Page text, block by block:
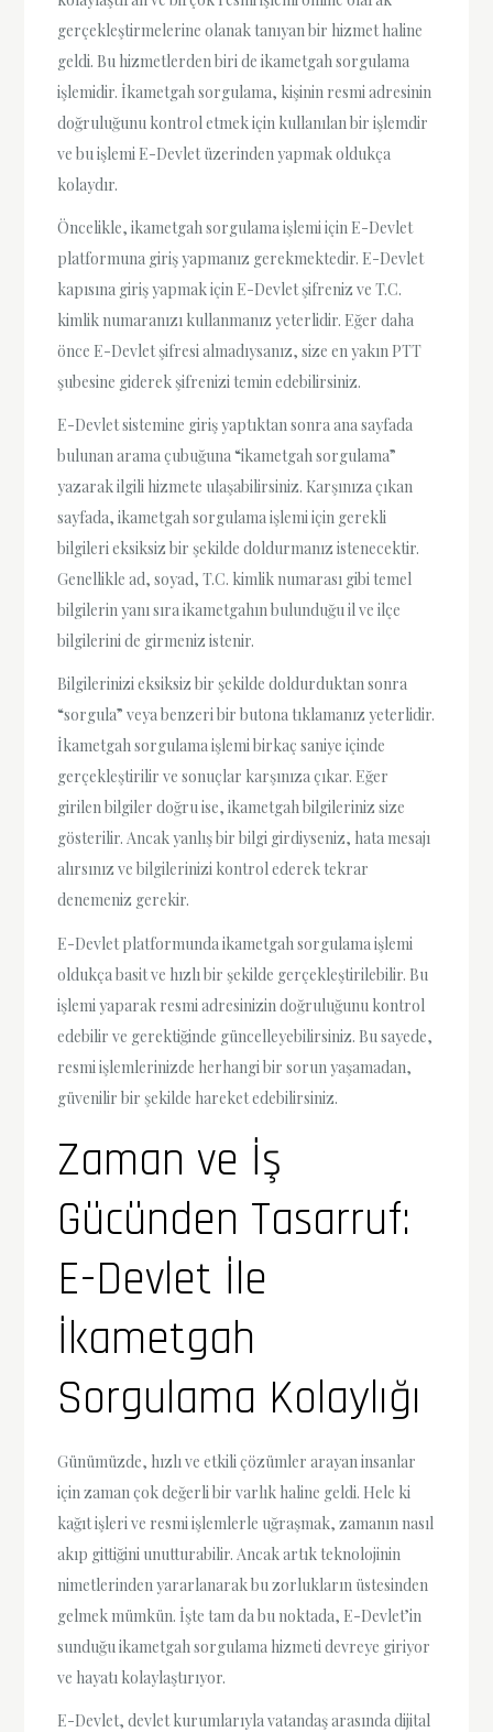
gerçekleştirmelerine olanak tanıyan bir hizmet haline
geldi. Bu hizmetlerden biri de ikametgah sorgulama
işlemidir. İkametgah sorgulama, kişinin resmi adresinin
doğruluğunu kontrol etmek için kullanılan bir işlemdir
ve bu işlemi E-Devlet üzerinden yapmak oldukça
kolaydır.
Öncelikle, ikametgah sorgulama işlemi için E-Devlet
platformuna giriş yapmanız gerekmektedir. E-Devlet
kapısına giriş yapmak için E-Devlet şifreniz ve T.C.
kimlik numaranızı kullanmanız yeterlidir. Eğer daha
önce E-Devlet şifresi almadıysanız, size en yakın PTT
şubesine giderek şifrenizi temin edebilirsiniz.
E-Devlet sistemine giriş yaptıktan sonra ana sayfada
bulunan arama çubuğuna “ikametgah sorgulama”
yazarak ilgili hizmete ulaşabilirsiniz. Karşınıza çıkan
sayfada, ikametgah sorgulama işlemi için gerekli
bilgileri eksiksiz bir şekilde doldurmanız istenecektir.
Genellikle ad, soyad, T.C. kimlik numarası gibi temel
bilgilerin yanı sıra ikametgahın bulunduğu il ve ilçe
bilgilerini de girmeniz istenir.
Bilgilerinizi eksiksiz bir şekilde doldurduktan sonra
“sorgula” veya benzeri bir butona tıklamanız yeterlidir.
İkametgah sorgulama işlemi birkaç saniye içinde
gerçekleştirilir ve sonuçlar karşınıza çıkar. Eğer
girilen bilgiler doğru ise, ikametgah bilgileriniz size
gösterilir. Ancak yanlış bir bilgi girdiyseniz, hata mesajı
alırsınız ve bilgilerinizi kontrol ederek tekrar
denemeniz gerekir.
E-Devlet platformunda ikametgah sorgulama işlemi
oldukça basit ve hızlı bir şekilde gerçekleştirilebilir. Bu
işlemi yaparak resmi adresinizin doğruluğunu kontrol
edebilir ve gerektiğinde güncelleyebilirsiniz. Bu sayede,
resmi işlemlerinizde herhangi bir sorun yaşamadan,
güvenilir bir şekilde hareket edebilirsiniz.
Zaman ve İş
Gücünden Tasarruf:
E-Devlet İle
İkametgah
Sorgulama Kolaylığı
Günümüzde, hızlı ve etkili çözümler arayan insanlar
için zaman çok değerli bir varlık haline geldi. Hele ki
kağıt işleri ve resmi işlemlerle uğraşmak, zamanın nasıl
akıp gittiğini unutturabilir. Ancak artık teknolojinin
nimetlerinden yararlanarak bu zorlukların üstesinden
gelmek mümkün. İşte tam da bu noktada, E-Devlet’in
sunduğu ikametgah sorgulama hizmeti devreye giriyor
ve hayatı kolaylaştırıyor.
E-Devlet, devlet kurumlarıyla vatandaş arasında dijital